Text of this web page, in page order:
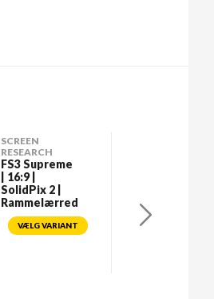
SCREEN
RESEARCH
FS3 Supreme
| 16:9 |
SolidPix 2 |
Rammelærred
VÆLG VARIANT